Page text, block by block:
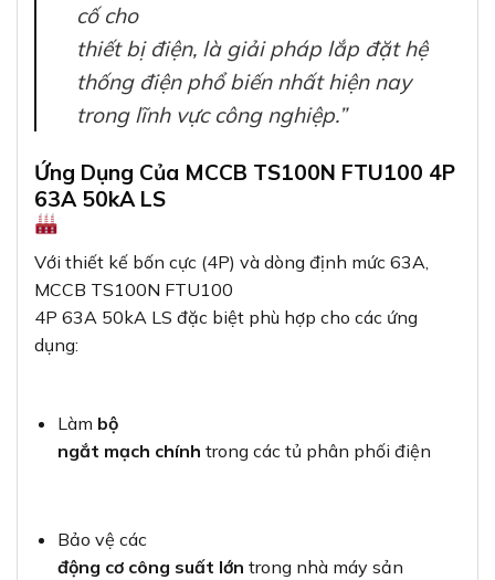
cố cho
thiết bị điện, là giải pháp lắp đặt hệ
thống điện phổ biến nhất hiện nay
trong lĩnh vực công nghiệp.”
Ứng Dụng Của MCCB TS100N FTU100 4P
63A 50kA LS
Với thiết kế bốn cực (4P) và dòng định mức 63A,
MCCB TS100N FTU100
4P 63A 50kA LS đặc biệt phù hợp cho các ứng
dụng:
Làm bộ
ngắt mạch chính trong các tủ phân phối điện
Bảo vệ các
động cơ công suất lớn trong nhà máy sản